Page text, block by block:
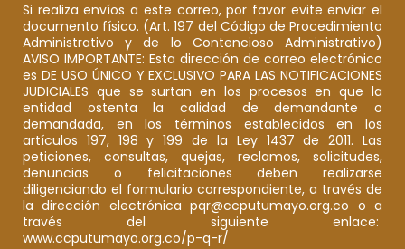
Si realiza envíos a este correo, por favor evite enviar el
documento físico. (Art. 197 del Código de Procedimiento
Administrativo y de lo Contencioso Administrativo)
AVISO IMPORTANTE: Esta dirección de correo electrónico
es DE USO ÚNICO Y EXCLUSIVO PARA LAS NOTIFICACIONES
JUDICIALES que se surtan en los procesos en que la
entidad ostenta la calidad de demandante o
demandada, en los términos establecidos en los
artículos 197, 198 y 199 de la Ley 1437 de 2011. Las
peticiones, consultas, quejas, reclamos, solicitudes,
denuncias o felicitaciones deben realizarse
diligenciando el formulario correspondiente, a través de
la dirección electrónica pqr@ccputumayo.org.co o a
través del siguiente enlace:
www.ccputumayo.org.co/p-q-r/